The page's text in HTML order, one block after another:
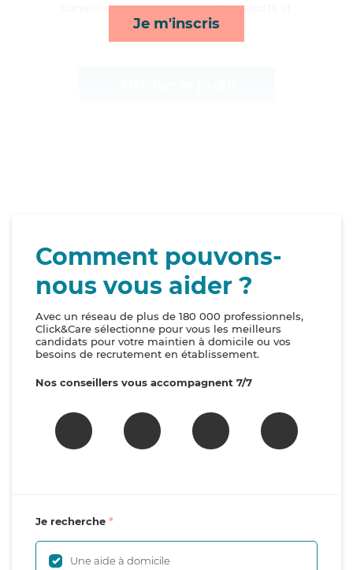
Je m'inscris
surveillance de nuit, rappels, transports et
courses/livraison*
Comment pouvons-
nous vous aider ?
Avec un réseau de plus de 180 000 professionnels,
Click&Care sélectionne pour vous les meilleurs
candidats pour votre maintien à domicile ou vos
besoins de recrutement en établissement.
Nos conseillers vous accompagnent 7/7
Je recherche
Une aide à domicile